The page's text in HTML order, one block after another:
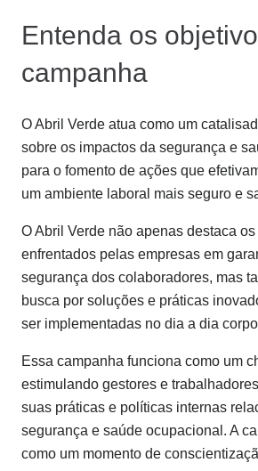
Entenda os
campanha
O Abril Verde atua como um
sobre os impactos da segurança e
para o fomento de ações que
um ambiente laboral mais seguro e
O Abril Verde não apenas destaca
enfrentados pelas empresas em
segurança dos colaboradores, mas
busca por soluções e práticas
ser implementadas no dia a dia
Essa campanha funciona como um
estimulando gestores e
suas práticas e políticas internas
segurança e saúde ocupacional. A
como um momento de